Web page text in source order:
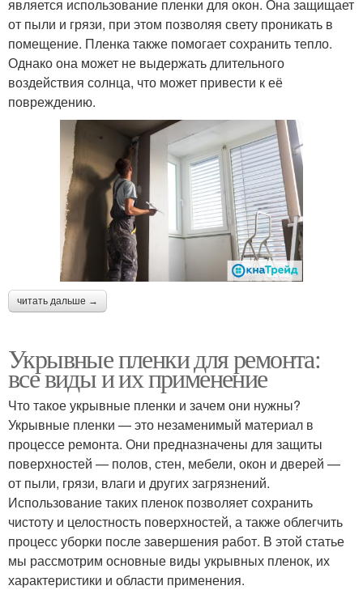
является использование пленки для окон. Она защищает
от пыли и грязи, при этом позволяя свету проникать в
помещение. Пленка также помогает сохранить тепло.
Однако она может не выдержать длительного
воздействия солнца, что может привести к её
повреждению.
читать дальше →
Укрывные пленки для ремонта:
все виды и их применение
Что такое укрывные пленки и зачем они нужны?
Укрывные пленки — это незаменимый материал в
процессе ремонта. Они предназначены для защиты
поверхностей — полов, стен, мебели, окон и дверей —
от пыли, грязи, влаги и других загрязнений.
Использование таких пленок позволяет сохранить
чистоту и целостность поверхностей, а также облегчить
процесс уборки после завершения работ. В этой статье
мы рассмотрим основные виды укрывных пленок, их
характеристики и области применения.